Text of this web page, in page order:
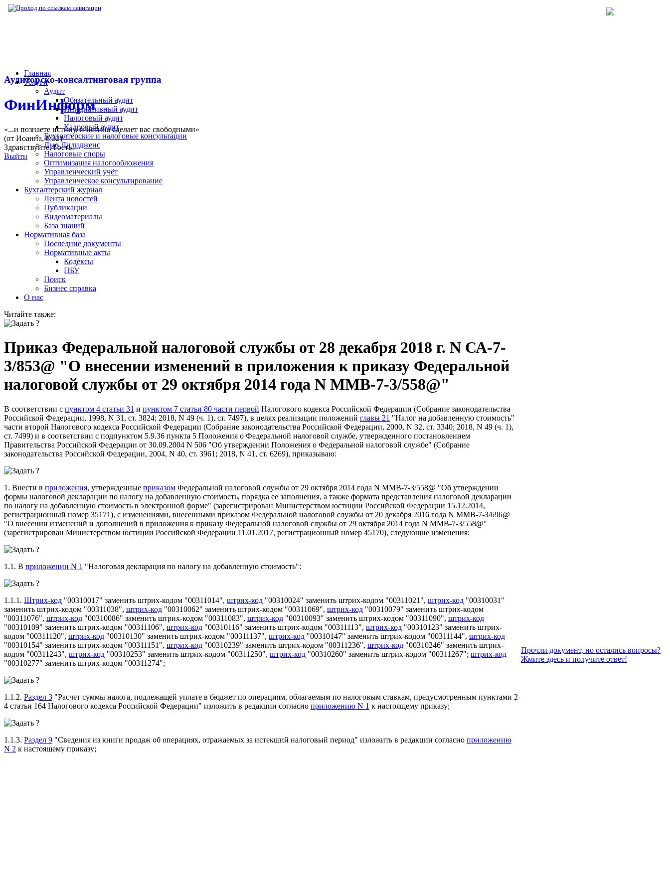
Аудиторско-консалтинговая группа
ФинИнформ
«...и познаете истину, и истина сделает вас свободными»
(от Иоанна, 8:32)
Здравствуйте,Гость!
Выйти
Главная
Услуги
Аудит
Обязательный аудит
Инициативный аудит
Налоговый аудит
Кадровый аудит
Бухгалтерские и налоговые консультации
Дью Дилидженс
Налоговые споры
Оптимизация налогообложения
Управленческий учёт
Управленческое консультирование
Бухгалтерский журнал
Лента новостей
Публикации
Видеоматериалы
База знаний
Нормативная база
Последние документы
Нормативные акты
Кодексы
ПБУ
Поиск
Бизнес справка
О нас
Читайте также:
Приказ Федеральной налоговой службы от 28 декабря 2018 г. N СА-7-
3/853@ "О внесении изменений в приложения к приказу Федеральной
налоговой службы от 29 октября 2014 года N ММВ-7-3/558@"
В соответствии с пунктом 4 статьи 31 и пунктом 7 статьи 80 части первой Налогового кодекса Российской Федерации (Собрание законодательства
Российской Федерации, 1998, N 31, ст. 3824; 2018, N 49 (ч. 1), ст. 7497), в целях реализации положений главы 21 "Налог на добавленную стоимость"
части второй Налогового кодекса Российской Федерации (Собрание законодательства Российской Федерации, 2000, N 32, ст. 3340; 2018, N 49 (ч. 1),
ст. 7499) и в соответствии с подпунктом 5.9.36 пункта 5 Положения о Федеральной налоговой службе, утвержденного постановлением
Правительства Российской Федерации от 30.09.2004 N 506 "Об утверждении Положения о Федеральной налоговой службе" (Собрание
законодательства Российской Федерации, 2004, N 40, ст. 3961; 2018, N 41, ст. 6269), приказываю:
1. Внести в приложения, утвержденные приказом Федеральной налоговой службы от 29 октября 2014 года N ММВ-7-3/558@ "Об утверждении
формы налоговой декларации по налогу на добавленную стоимость, порядка ее заполнения, а также формата представления налоговой декларации
по налогу на добавленную стоимость в электронной форме" (зарегистрирован Министерством юстиции Российской Федерации 15.12.2014,
регистрационный номер 35171), с изменениями, внесенными приказом Федеральной налоговой службы от 20 декабря 2016 года N ММВ-7-3/696@
"О внесении изменений и дополнений в приложения к приказу Федеральной налоговой службы от 29 октября 2014 года N ММВ-7-3/558@"
(зарегистрирован Министерством юстиции Российской Федерации 11.01.2017, регистрационный номер 45170), следующие изменения:
1.1. В приложении N 1 "Налоговая декларация по налогу на добавленную стоимость":
1.1.1. Штрих-код "00310017" заменить штрих-кодом "00311014", штрих-код "00310024" заменить штрих-кодом "00311021", штрих-код "00310031"
заменить штрих-кодом "00311038", штрих-код "00310062" заменить штрих-кодом "00311069", штрих-код "00310079" заменить штрих-кодом
"00311076", штрих-код "00310086" заменить штрих-кодом "00311083", штрих-код "00310093" заменить штрих-кодом "00311090", штрих-код
"00310109" заменить штрих-кодом "00311106", штрих-код "00310116" заменить штрих-кодом "00311113", штрих-код "00310123" заменить штрих-
кодом "00311120", штрих-код "00310130" заменить штрих-кодом "00311137", штрих-код "00310147" заменить штрих-кодом "00311144", штрих-код
"00310154" заменить штрих-кодом "00311151", штрих-код "00310239" заменить штрих-кодом "00311236", штрих-код "00310246" заменить штрих-
кодом "00311243", штрих-код "00310253" заменить штрих-кодом "00311250", штрих-код "00310260" заменить штрих-кодом "00311267"; штрих-код
"00310277" заменить штрих-кодом "00311274";
1.1.2. Раздел 3 "Расчет суммы налога, подлежащей уплате в бюджет по операциям, облагаемым по налоговым ставкам, предусмотренным пунктами 2-
4 статьи 164 Налогового кодекса Российской Федерации" изложить в редакции согласно приложению N 1 к настоящему приказу;
1.1.3. Раздел 9 "Сведения из книги продаж об операциях, отражаемых за истекший налоговый период" изложить в редакции согласно приложению
N 2 к настоящему приказу;
Прочли документ, но остались вопросы?
Жмите здесь и получите ответ!